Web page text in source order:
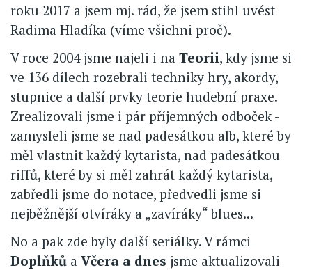
roku 2017 a jsem mj. rád, že jsem stihl uvést
Radima Hladíka (víme všichni proč).
V roce 2004 jsme najeli i na Teorii, kdy jsme si
ve 136 dílech rozebrali techniky hry, akordy,
stupnice a další prvky teorie hudební praxe.
Zrealizovali jsme i pár příjemných odboček -
zamysleli jsme se nad padesátkou alb, které by
měl vlastnit každý kytarista, nad padesátkou
riffů, které by si měl zahrát každý kytarista,
zabředli jsme do notace, předvedli jsme si
nejběžnější otvíráky a „zavíráky“ blues...
No a pak zde byly další seriálky. V rámci
Doplňků a Včera a dnes jsme aktualizovali